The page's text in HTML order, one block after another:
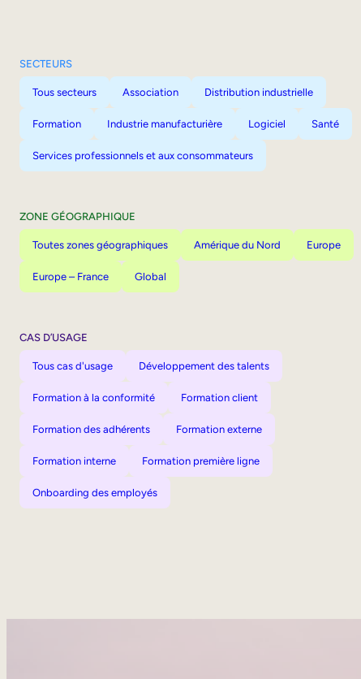
SECTEURS
Tous secteurs Association Distribution industrielle
Formation Industrie manufacturière Logiciel Santé
Services professionnels et aux consommateurs
ZONE GÉOGRAPHIQUE
Toutes zones géographiques Amérique du Nord Europe
Europe – France Global
CAS D’USAGE
Tous cas d'usage Développement des talents
Formation à la conformité Formation client
Formation des adhérents Formation externe
Formation interne Formation première ligne
Onboarding des employés